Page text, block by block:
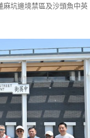
麻坑邊境禁區及沙頭魚中英